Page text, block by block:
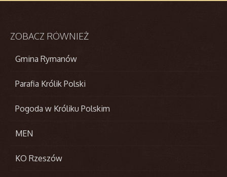
ZOBACZ RÓWNIEŻ
Gmina Rymanów
Parafia Królik Polski
Pogoda w Króliku Polskim
MEN
KO Rzeszów